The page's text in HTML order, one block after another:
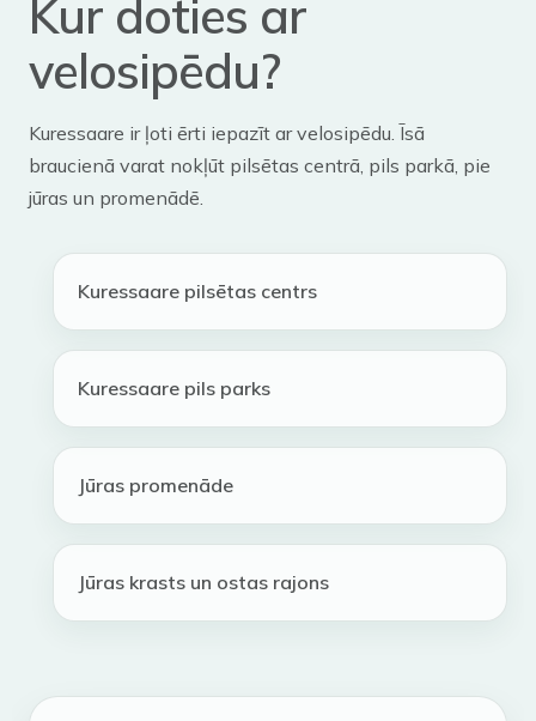
Kur doties ar
velosipēdu?
Kuressaare ir ļoti ērti iepazīt ar velosipēdu. Īsā
braucienā varat nokļūt pilsētas centrā, pils parkā, pie
jūras un promenādē.
Kuressaare pilsētas centrs
Kuressaare pils parks
Jūras promenāde
Jūras krasts un ostas rajons